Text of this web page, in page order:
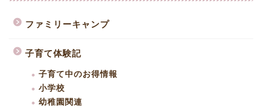
ファミリーキャンプ
子育て体験記
子育て中のお得情報
小学校
幼稚園関連